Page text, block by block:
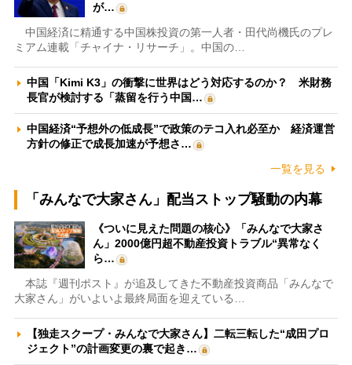
が…
中国経済に精通する中国株投資の第一人者・田代尚機氏のプレ
ミアム連載「チャイナ・リサーチ」。中国の…
中国「Kimi K3」の衝撃に世界はどう対応するのか？ 米財務
長官が検討する「蒸留を行う中国…
中国経済“予想外の低成長”で政策のテコ入れ必至か 経済運営
方針の修正で成長加速が予想さ…
一覧を見る
「みんなで大家さん」配当ストップ騒動の内幕
《ついに見えた問題の核心》「みんなで大家さ
ん」2000億円超不動産投資トラブル“異常なく
ら…
本誌『週刊ポスト』が追及してきた不動産投資商品「みんなで
大家さん」がいよいよ最終局面を迎えている…
【独走スクープ・みんなで大家さん】二転三転した“成田プロ
ジェクト”の計画変更の裏で起き…